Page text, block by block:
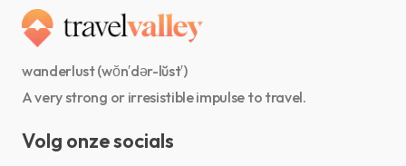
wanderlust (wŏn′dər-lŭst′)
A very strong or irresistible impulse to travel.
Volg onze socials